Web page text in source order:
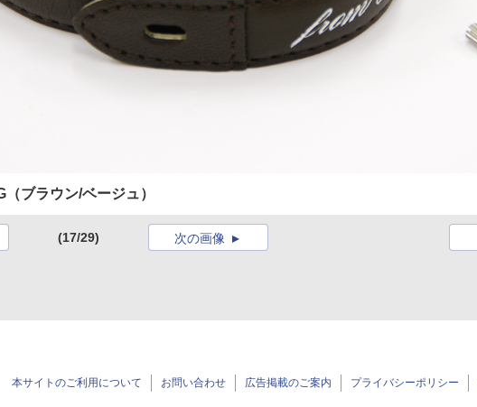
ブラウン/ベージュ）
(17/29) 次の画像
本サイトのご利用について お問い合わせ 広告掲載のご案内 プライバシーポリシー